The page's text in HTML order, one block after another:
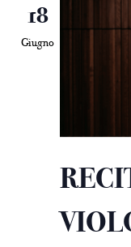
18
Giugno